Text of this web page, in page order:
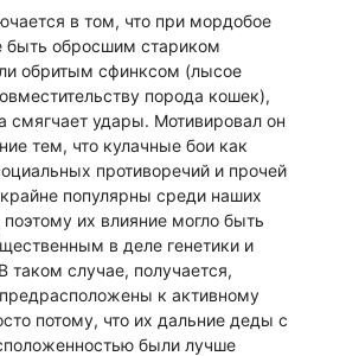
в том, что при мордобое
быть обросшим стариком
обритым сфинксом (лысое
порода кошек),
смягчает удары. Мотивировал он
тем, что кулачные бои как
противоречий и прочей
популярны среди наших
их влияние могло быть
в деле генетики и
таком случае, получается,
к активному
потому, что их дальние деды с
были лучше